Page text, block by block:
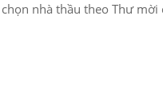
nhà thầu theo Thư